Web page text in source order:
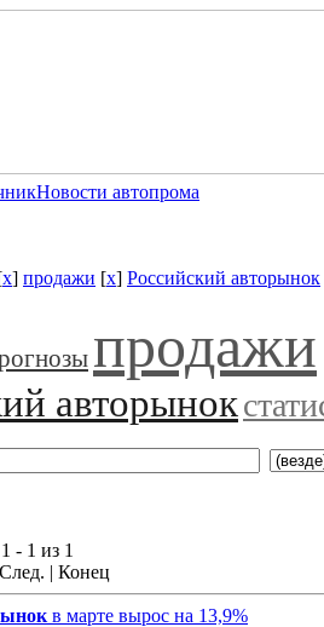
Новости автопрома
x] продажи [x] Российский авторынок
продажи
авторынок
- 1 из 1
| Конец
в марте вырос на 13,9%